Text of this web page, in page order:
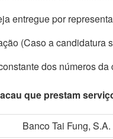
entregue por
(Caso a candidatura
dos números
que prestam
Banco Tai Fung, S.A.